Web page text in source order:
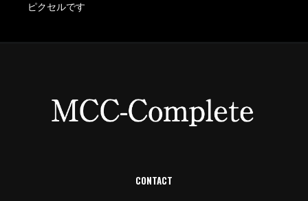
ピクセルです
CONTACT